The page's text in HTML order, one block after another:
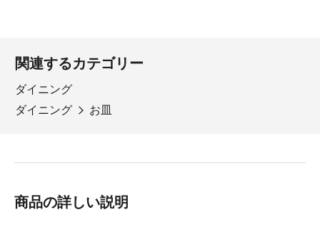
関連するカテゴリー
ダイニング
ダイニング
お皿
商品の詳しい説明